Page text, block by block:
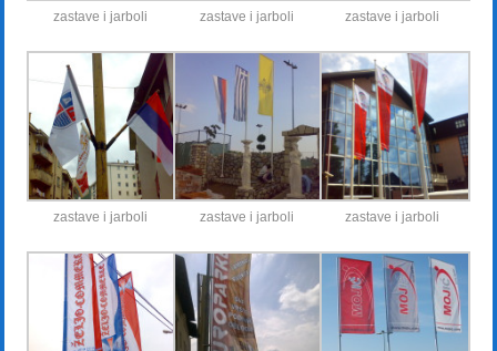
zastave i jarboli zastave i jarboli zastave i jarboli
zastave i jarboli zastave i jarboli zastave i jarboli